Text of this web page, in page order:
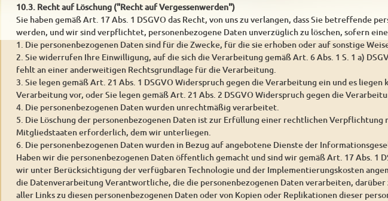
10.3. Recht auf Löschung ("Recht auf Vergessenwerden")
Sie haben gemäß Art. 17 Abs. 1 DSGVO das Recht, von uns zu verlangen, dass Sie betreffende
werden, und wir sind verpflichtet, personenbezogene Daten unverzüglich zu löschen, sofern
1. Die personenbezogenen Daten sind für die Zwecke, für die sie erhoben oder auf sonstige
2. Sie widerrufen Ihre Einwilligung, auf die sich die Verarbeitung gemäß Art. 6 Abs. 1 S. 1 a)
fehlt an einer anderweitigen Rechtsgrundlage für die Verarbeitung.
3. Sie legen gemäß Art. 21 Abs. 1 DSGVO Widerspruch gegen die Verarbeitung ein und es
Verarbeitung vor, oder Sie legen gemäß Art. 21 Abs. 2 DSGVO Widerspruch gegen die
4. Die personenbezogenen Daten wurden unrechtmäßig verarbeitet.
5. Die Löschung der personenbezogenen Daten ist zur Erfüllung einer rechtlichen Verpflichtung
Mitgliedstaaten erforderlich, dem wir unterliegen.
6. Die personenbezogenen Daten wurden in Bezug auf angebotene Dienste der
Haben wir die personenbezogenen Daten öffentlich gemacht und sind wir gemäß Art. 17 Abs. 1
wir unter Berücksichtigung der verfügbaren Technologie und der Implementierungskosten
die Datenverarbeitung Verantwortliche, die die personenbezogenen Daten verarbeiten, darüber
aller Links zu diesen personenbezogenen Daten oder von Kopien oder Replikationen dieser